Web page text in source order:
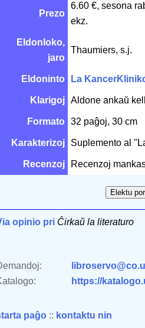
Prezo
6.60 €, sesona
ekz.
Eldonloko,
jaro
Thaumiers, s.j.
Eldoninto La
Klarigoj Aldone ankaŭ
Formato 32 paĝoj, 30 cm
Karakterizoj Suplemento al
Recenzoj Recenzoj
opinio pri Ĉirkaŭ la literaturo
https://
paĝo :: kontaktu nin